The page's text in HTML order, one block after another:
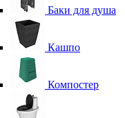
Баки для душа
Кашпо
Компостер